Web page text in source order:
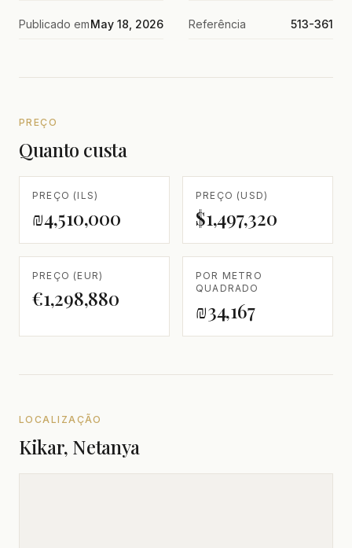
Publicado emMay 18, 2026 Referência 513-361
PREÇO
Quanto custa
PREÇO (ILS)
₪4,510,000
PREÇO (USD)
$1,497,320
PREÇO (EUR)
€1,298,880
POR METRO
QUADRADO
₪34,167
LOCALIZAÇÃO
Kikar, Netanya